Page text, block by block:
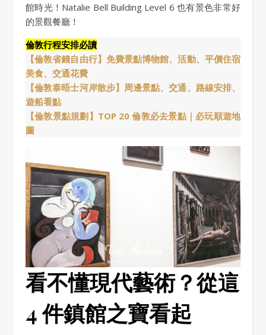
館時光！Natalie Bell Building Level 6 也有景色非常好
的景觀餐廳！
倫敦行程安排必讀
【倫敦省錢自由行】免費景點博物館、活動、平價住宿
美食、交通花費
【倫敦泰晤士河岸散步】周邊景點、交通、路線安排、
遊船看點
【倫敦景點規劃】TOP 20 倫敦必去景點｜必玩順遊地
圖
看不懂現代藝術？從這
4 件鎮館之寶看起